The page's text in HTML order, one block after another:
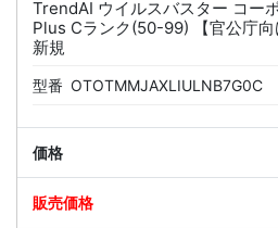
TrendAI ウイルスバスター コー
Plus Cランク(50-99) 【官公庁向
新規
型番 OTOTMMJAXLIULNB7G0C